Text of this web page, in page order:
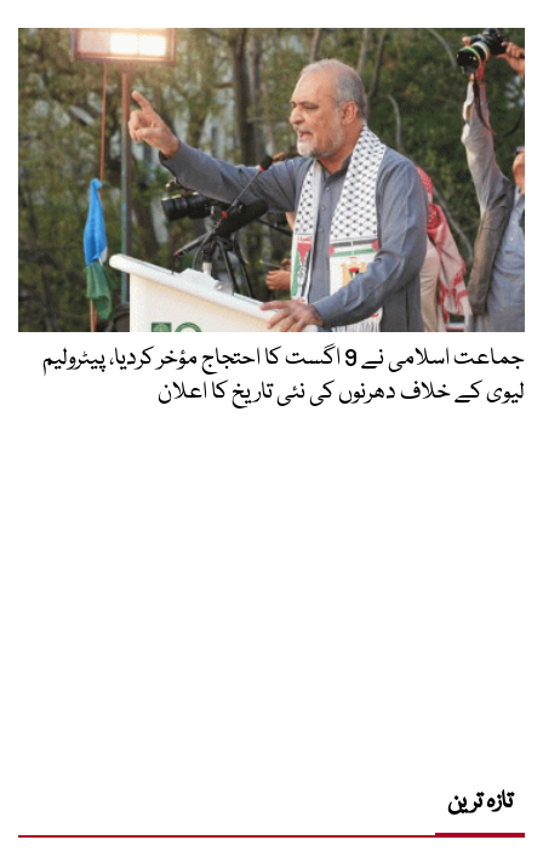
جماعت اسلامی نے 9 اگست کا احتجاج مؤخر کردیا، پیٹرولیم
لیوی کے خلاف دھرنوں کی نئی تاریخ کا اعلان
تازہ ترین